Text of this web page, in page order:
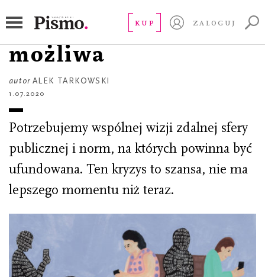
KUP ZALOGUJ
Inna sieć jest
możliwa
autor ALEK TARKOWSKI
1.07.2020
Potrzebujemy wspólnej wizji zdalnej sfery
publicznej i norm, na których powinna być
ufundowana. Ten kryzys to szansa, nie ma
lepszego momentu niż teraz.